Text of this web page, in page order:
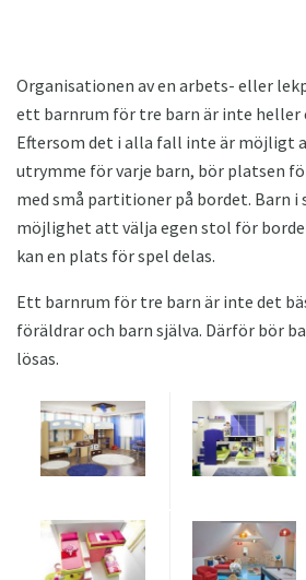
Organisationen av en arbets- eller
ett barnrum för tre barn är inte heller
Eftersom det i alla fall inte är möjligt
utrymme för varje barn, bör platsen
med små partitioner på bordet. Barn i
möjlighet att välja egen stol för
kan en plats för spel delas.
Ett barnrum för tre barn är inte det
föräldrar och barn själva. Därför bör
lösas.